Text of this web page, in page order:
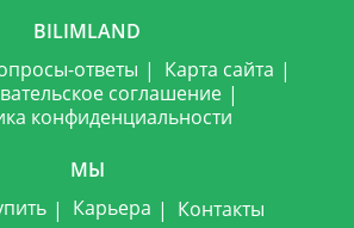
BILIMLAND
ответы
Карта сайта
соглашение
конфиденциальности
МЫ
Карьера Контакты